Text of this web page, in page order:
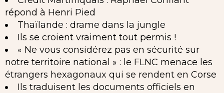
répond à Henri Pied
Thaïlande : drame dans la jungle
Ils se croient vraiment tout permis !
« Ne vous considérez pas en sécurité sur
notre territoire national » : le FLNC menace les
étrangers hexagonaux qui se rendent en Corse
Ils traduisent les documents officiels en